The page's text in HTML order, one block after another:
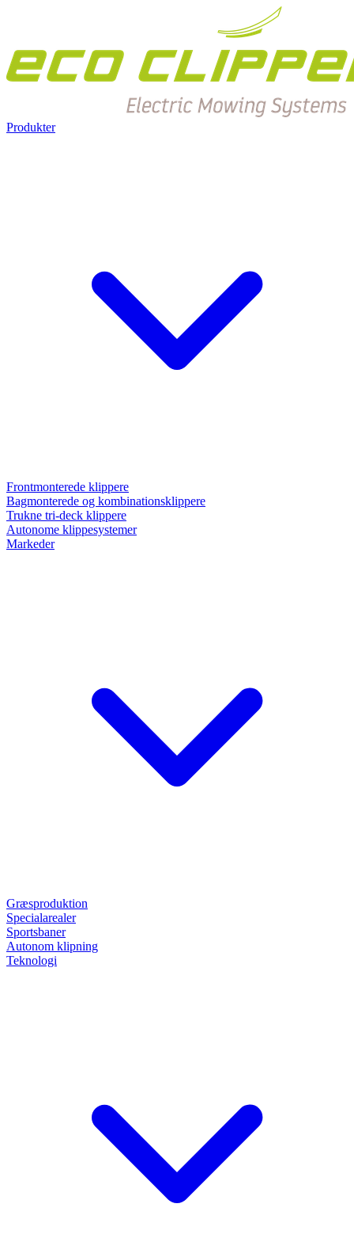
Produkter
Frontmonterede klippere
Bagmonterede og kombinationsklippere
Trukne tri-deck klippere
Autonome klippesystemer
Markeder
Græsproduktion
Specialarealer
Sportsbaner
Autonom klipning
Teknologi